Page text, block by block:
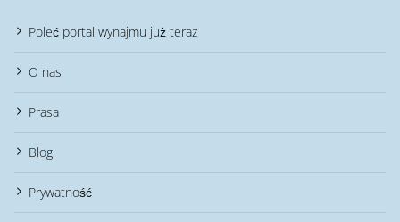
Poleć portal wynajmu już teraz
O nas
Prasa
Blog
Prywatność